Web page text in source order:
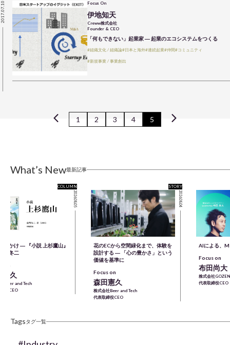
2017.07.10 Focus On
伊地知天
Creww株式会社
Founder & CEO
「何もできない」起業家 ― 起業のエコシステムをつくる
#組織文化 / 組織論#日本と海外#連続起業#仲間#コミュニティ
#新規事業 / 事業創出
1 2 3 4 5
What’s New最新記事
COLUMN
2026.08.05
っかけ ― 『小説 上杉鷹山』
門冬二
憲久
Beer and Tech
役CEO
STORY
2026.08.04
花のECから空間緑化まで、体験を
設計する ― 「心の豊かさ」という
価値を基準に
Focus on
森田憲久
株式会社Beer and Tech
代表取締役CEO
AIによる、
Focus on
布田尚大
株式会社GOZEN
代表取締役CEO
Tagsタグ一覧